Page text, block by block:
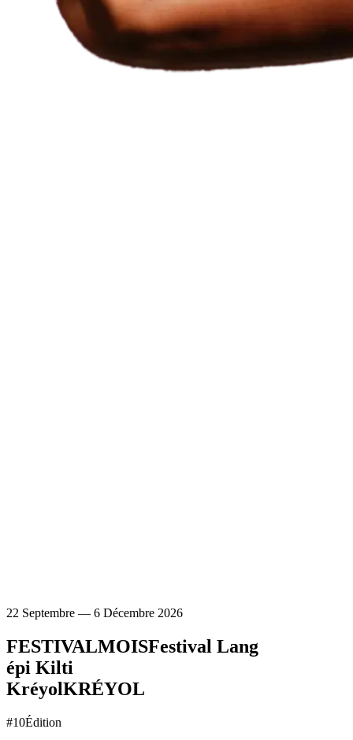
22 Septembre — 6 Décembre 2026
FESTIVALMOISFestival Lang
épi Kilti
KréyolKRÉYOL
#10Édition